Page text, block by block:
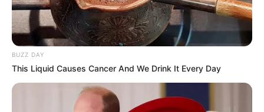
മുങ്ങിത്തോർത്തി മലയാളികൾ; 80ന്റെ
ശോഭയിൽ ഭാവ​ഗായകൻ
BUZZ DAY
This Liquid Causes Cancer And We Drink It Every Day